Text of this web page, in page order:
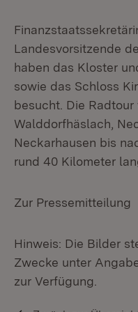
Landesvorsitzende
haben das Kloster
sowie das Schloss
besucht. Die
Walddorfhäslach,
Neckarhausen bis
rund 40 Kilometer
Zur Pressemitteilung
Hinweis: Die Bilder
Zwecke unter
zur Verfügung.